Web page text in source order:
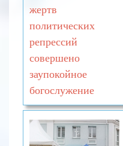
жертв
политических
репрессий
совершено
заупокойное
богослужение